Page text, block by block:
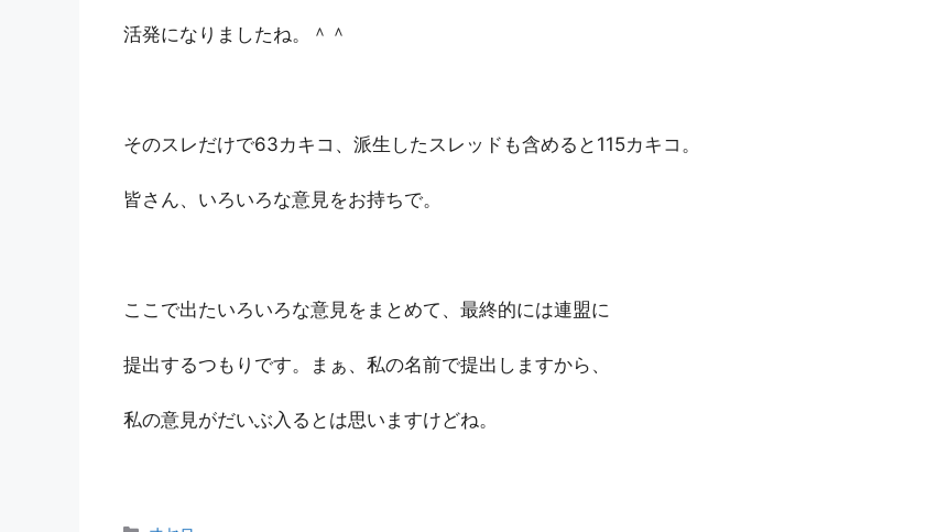
活発になりましたね。＾＾
そのスレだけで63カキコ、派生したスレッドも含めると115カキコ。
皆さん、いろいろな意見をお持ちで。
ここで出たいろいろな意見をまとめて、最終的には連盟に
提出するつもりです。まぁ、私の名前で提出しますから、
私の意見がだいぶ入るとは思いますけどね。